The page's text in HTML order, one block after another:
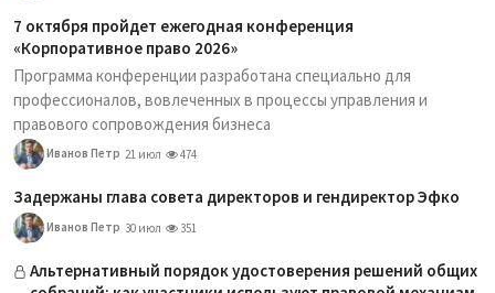
7 октября пройдет ежегодная конференция
«Корпоративное право 2026»
Программа конференции разработана специально для
профессионалов, вовлеченных в процессы управления и
правового сопровождения бизнеса
Иванов Петр 21 июл 474
Задержаны глава совета директоров и гендиректор Эфко
Иванов Петр 30 июл 351
Альтернативный порядок удостоверения решений общих